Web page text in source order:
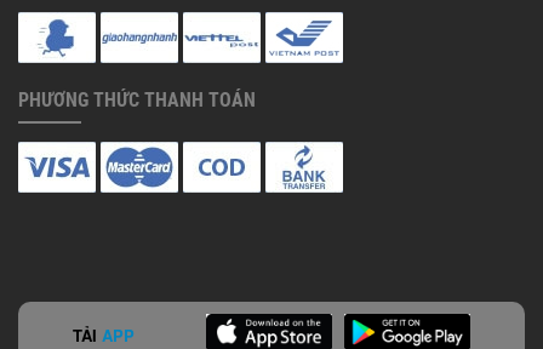
PHƯƠNG THỨC THANH TOÁN
TẢI APP